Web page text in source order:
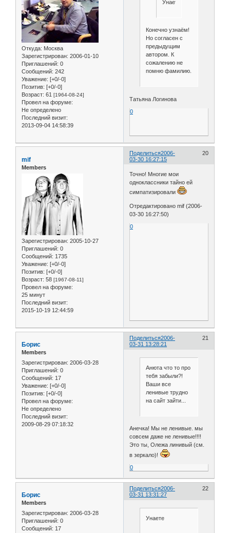
Откуда: Москва
Зарегистрирован: 2006-01-10
Приглашений: 0
Сообщений: 242
Уважение: [+0/-0]
Позитив: [+0/-0]
Возраст: 61 [1964-08-24]
Провел на форуме:
Не определено
Последний визит:
2013-09-04 14:58:39
Унаете
Конечно узнаём!
Но согласен с
предыдущим
автором. К
сожалению не
помню фамилию.
Татьяна Логинова
0
Поделиться 20
2006-
03-30 16:27:15
mif
Members
Зарегистрирован: 2005-10-27
Приглашений: 0
Сообщений: 1735
Уважение: [+0/-0]
Позитив: [+0/-0]
Возраст: 58 [1967-08-11]
Провел на форуме:
25 минут
Последний визит:
2015-10-19 12:44:59
Точно! Многие мои
одноклассники тайно ей
симпатизировали
Отредактировано mif (2006-
03-30 16:27:50)
0
Поделиться 21
2006-
03-31 13:28:21
Борис
Members
Зарегистрирован: 2006-03-28
Приглашений: 0
Сообщений: 17
Уважение: [+0/-0]
Позитив: [+0/-0]
Провел на форуме:
Не определено
Последний визит:
2009-08-29 07:18:32
Анюта что то про
тебя забыли?!
Ваши все
ленивые трудно
на сайт зайти...
Анечка! Мы не ленивые. мы
совсем даже не ленивые!!!!
Это ты, Олежа линивый (см.
в зеркало)!
0
Поделиться 22
2006-
03-31 13:31:27
Борис
Members
Зарегистрирован: 2006-03-28
Приглашений: 0
Сообщений: 17
Унаете